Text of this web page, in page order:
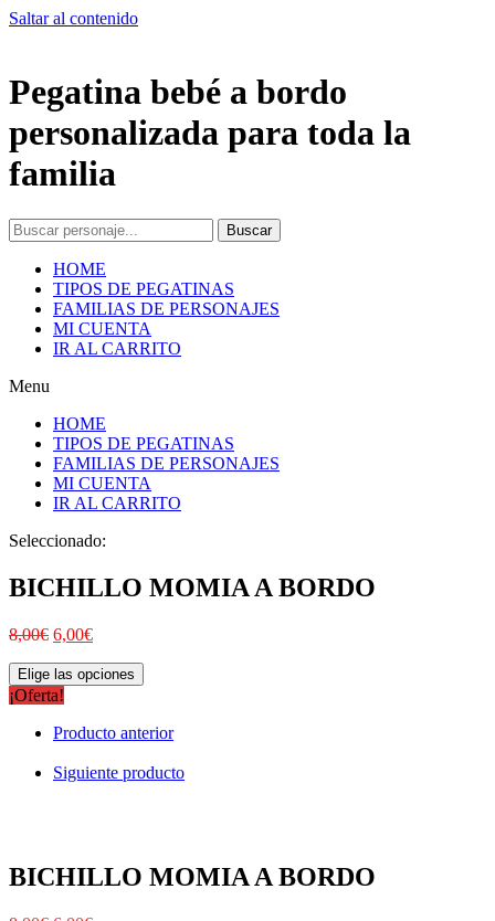
Saltar al contenido
Pegatina bebé a bordo
personalizada para toda la
familia
Buscar
HOME
TIPOS DE PEGATINAS
FAMILIAS DE PERSONAJES
MI CUENTA
IR AL CARRITO
Menu
HOME
TIPOS DE PEGATINAS
FAMILIAS DE PERSONAJES
MI CUENTA
IR AL CARRITO
Seleccionado:
BICHILLO MOMIA A BORDO
8,00€ 6,00€
Elige las opciones
¡Oferta!
Producto anterior
Siguiente producto
BICHILLO MOMIA A BORDO